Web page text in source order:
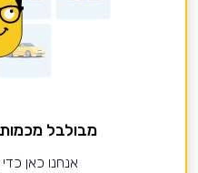
מבולבל
אנחנו כאן